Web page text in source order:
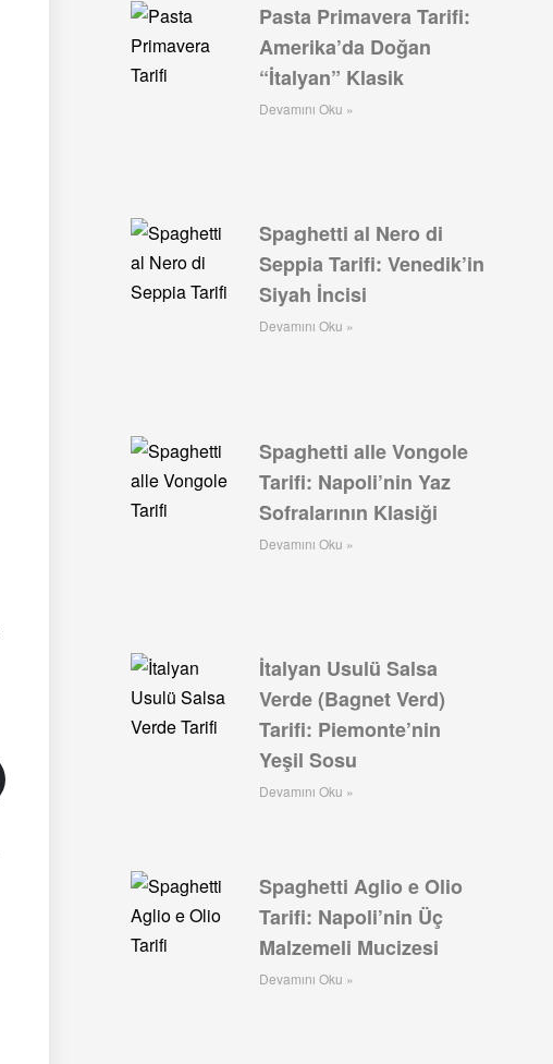
Pasta Primavera Tarifi:
Amerika’da Doğan
“İtalyan” Klasik
Devamını Oku »
Spaghetti al Nero di
Seppia Tarifi: Venedik’in
Siyah İncisi
Devamını Oku »
Spaghetti alle Vongole
Tarifi: Napoli’nin Yaz
Sofralarının Klasiği
Devamını Oku »
İtalyan Usulü Salsa
Verde (Bagnet Verd)
Tarifi: Piemonte’nin
Yeşil Sosu
Devamını Oku »
Spaghetti Aglio e Olio
Tarifi: Napoli’nin Üç
Malzemeli Mucizesi
Devamını Oku »